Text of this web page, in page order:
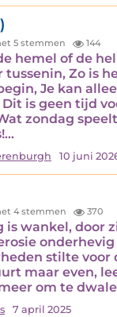
5 stemmen 144
hemel of de
tussenin, Zo is
Je kan
is geen tijd
zondag
10 juni
4 stemmen 370
is wankel, door
stilte voor
maar even,
om te
7 april 2025